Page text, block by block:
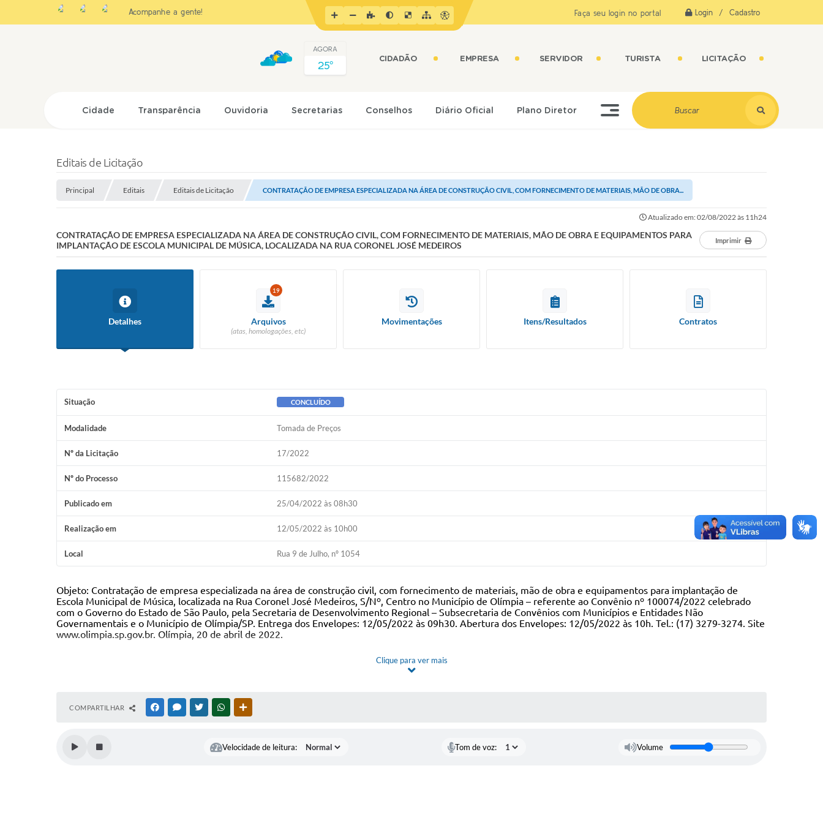
Faça seu login no portal Login / Cadastro
Acompanhe a gente!
CIDADÃO EMPRESA SERVIDOR TURISTA LICITAÇÃO
AGORA
25º
Cidade Transparência Ouvidoria Secretarias Conselhos Diário Oficial Plano Diretor
Editais de Licitação
Principal Editais Editais de Licitação CONTRATAÇÃO DE EMPRESA ESPECIALIZADA NA ÁREA DE CONSTRUÇÃO CIVIL, COM FORNECIMENTO DE MATERIAIS, MÃO DE OBRA...
Atualizado em: 02/08/2022 às 11h24
CONTRATAÇÃO DE EMPRESA ESPECIALIZADA NA ÁREA DE CONSTRUÇÃO CIVIL, COM FORNECIMENTO DE MATERIAIS, MÃO DE OBRA E EQUIPAMENTOS PARA
IMPLANTAÇÃO DE ESCOLA MUNICIPAL DE MÚSICA, LOCALIZADA NA RUA CORONEL JOSÉ MEDEIROS
Imprimir
Detalhes
19
Arquivos
(atas, homologações, etc)
Movimentações Itens/Resultados Contratos
Situação CONCLUÍDO
Modalidade Tomada de Preços
Nº da Licitação 17/2022
Nº do Processo 115682/2022
Publicado em 25/04/2022 às 08h30
Realização em 12/05/2022 às 10h00
Local Rua 9 de Julho, nº 1054
Objeto: Contratação de empresa especializada na área de construção civil, com fornecimento de materiais, mão de obra e equipamentos para implantação de
Escola Municipal de Música, localizada na Rua Coronel José Medeiros, S/Nº, Centro no Município de Olímpia – referente ao Convênio nº 100074/2022 celebrado
com o Governo do Estado de São Paulo, pela Secretaria de Desenvolvimento Regional – Subsecretaria de Convênios com Municípios e Entidades Não
Governamentais e o Município de Olímpia/SP. Entrega dos Envelopes: 12/05/2022 às 09h30. Abertura dos Envelopes: 12/05/2022 às 10h. Tel.: (17) 3279-3274. Site
www.olimpia.sp.gov.br. Olímpia, 20 de abril de 2022.
Clique para ver mais
COMPARTILHAR FACEBOOKMESSENGER
TWITTERWHATSAPP
Velocidade de leitura: Tom de voz: Volume